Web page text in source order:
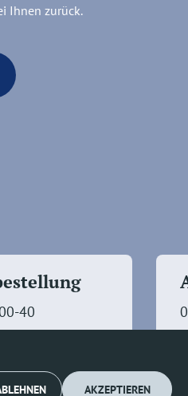
AKZEPTIEREN
Ihnen zurück.
40